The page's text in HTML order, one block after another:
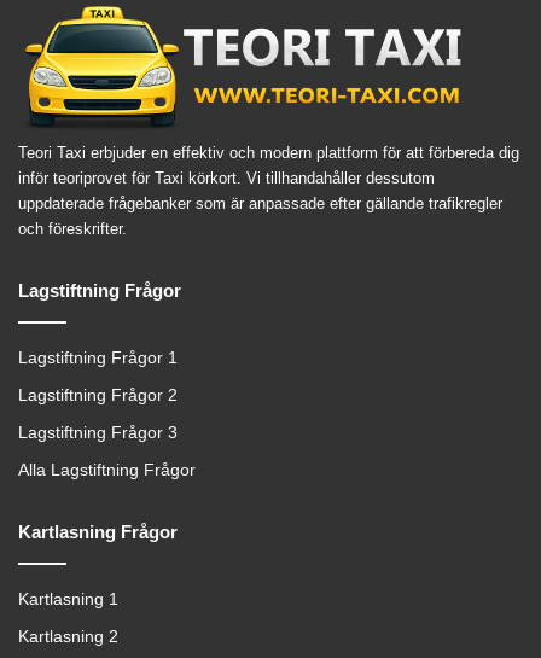
Teori Taxi erbjuder en effektiv och modern plattform för att förbereda dig
inför teoriprovet för Taxi körkort. Vi tillhandahåller dessutom
uppdaterade frågebanker som är anpassade efter gällande trafikregler
och föreskrifter.
Lagstiftning Frågor
Lagstiftning Frågor 1
Lagstiftning Frågor 2
Lagstiftning Frågor 3
Alla Lagstiftning Frågor
Kartlasning Frågor
Kartlasning 1
Kartlasning 2